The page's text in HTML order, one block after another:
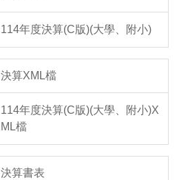
114年度決算(C版)(大學、附小)
決算XML檔
114年度決算(C版)(大學、附小)X
ML檔
決算書表